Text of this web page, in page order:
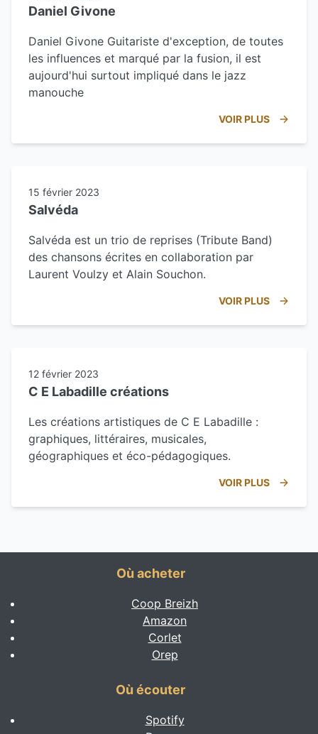
Daniel Givone
Daniel Givone Guitariste d'exception, de toutes
les influences et marqué par la fusion, il est
aujourd'hui surtout impliqué dans le jazz
manouche
VOIR PLUS
15 février 2023
Salvéda
Salvéda est un trio de reprises (Tribute Band)
des chansons écrites en collaboration par
Laurent Voulzy et Alain Souchon.
VOIR PLUS
12 février 2023
C E Labadille créations
Les créations artistiques de C E Labadille :
graphiques, littéraires, musicales,
géographiques et éco-pédagogiques.
VOIR PLUS
Où acheter
Coop Breizh
Amazon
Corlet
Orep
Où écouter
Spotify